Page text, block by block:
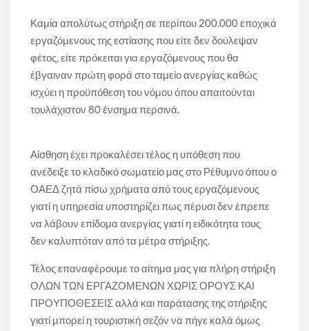
Καμία απολύτως στήριξη σε περίπου 200.000 εποχικά
εργαζόμενους της εστίασης που είτε δεν δούλεψαν
φέτος, είτε πρόκειται για εργαζόμενους που θα
έβγαιναν πρώτη φορά στο ταμείο ανεργίας καθώς
ισχύει η προϋπόθεση του νόμου όπου απαιτούνται
τουλάχιστον 80 ένσημα περσινά.
Αίσθηση έχει προκαλέσει τέλος η υπόθεση που
ανέδειξε το κλαδικό σωματείο μας στο Ρέθυμνο όπου ο
ΟΑΕΔ ζητά πίσω χρήματα από τους εργαζόμενους
γιατί η υπηρεσία υποστηρίζει πως πέρυσι δεν έπρεπε
να λάβουν επίδομα ανεργίας γιατί η ειδικότητα τους
δεν καλυπτόταν από τα μέτρα στήριξης.
Τέλος επαναφέρουμε το αίτημα μας για πλήρη στήριξη
ΟΛΩΝ ΤΩΝ ΕΡΓΑΖΟΜΕΝΩΝ ΧΩΡΙΣ ΟΡΟΥΣ ΚΑΙ
ΠΡΟΥΠΟΘΕΣΕΙΣ αλλά και παράτασης της στήριξης
γιατί μπορεί η τουριστική σεζόν να πήγε καλά όμως